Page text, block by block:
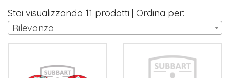
Stai visualizzando 11 prodotti | Ordina per:
Rilevanza